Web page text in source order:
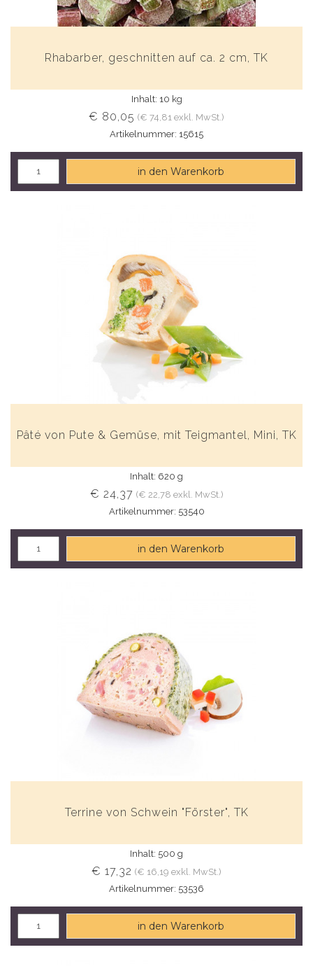
Rhabarber, geschnitten auf ca. 2 cm, TK
Inhalt: 10 kg
€ 80,05 (€ 74,81 exkl. MwSt.)
Artikelnummer: 15615
in den Warenkorb
Pâté von Pute & Gemüse, mit Teigmantel, Mini, TK
Inhalt: 620 g
€ 24,37 (€ 22,78 exkl. MwSt.)
Artikelnummer: 53540
in den Warenkorb
Terrine von Schwein "Förster", TK
Inhalt: 500 g
€ 17,32 (€ 16,19 exkl. MwSt.)
Artikelnummer: 53536
in den Warenkorb